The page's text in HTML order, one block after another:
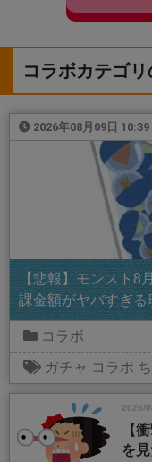
コラボカテゴ
2026年08月09日 10:39
【悲報】モンスト8
課金額がヤバすぎる
コラボ
ガチャ コラボ
2026/
【
を